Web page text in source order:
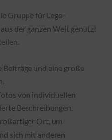
Gruppe für Lego-
der ganzen Welt genutzt
Beiträge und eine große
von individuellen
Beschreibungen.
Ort, um
sich mit anderen